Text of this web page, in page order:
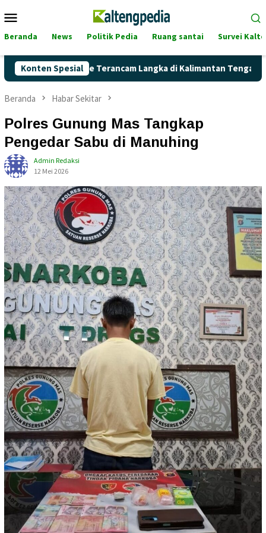
ke
Mobile
Beranda News Politik Pedia Ruang santai Survei
Konten Spesial
Pertalite Terancam Langka di Kalimantan Tengah?
Beranda Habar Sekitar
Polres Gunung Mas Tangkap
Pengedar Sabu di Manuhing
Admin Redaksi
12 Mei 2026